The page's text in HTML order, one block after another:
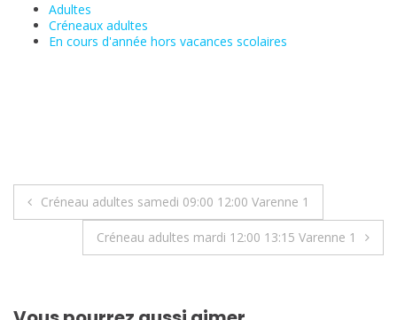
Adultes
Créneaux adultes
En cours d'année hors vacances scolaires
Navigation
Créneau adultes samedi 09:00 12:00 Varenne 1
Créneau adultes mardi 12:00 13:15 Varenne 1